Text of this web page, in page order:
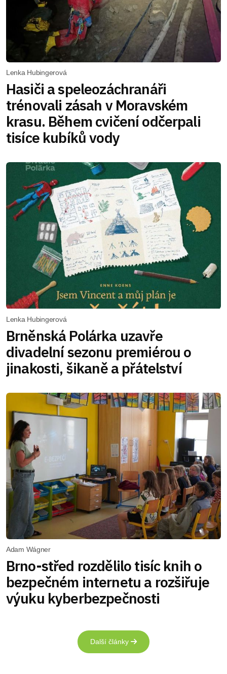
Lenka Hubingerová
Hasiči a speleozáchranáři
trénovali zásah v Moravském
krasu. Během cvičení odčerpali
tisíce kubíků vody
Lenka Hubingerová
Brněnská Polárka uzavře
divadelní sezonu premiérou o
jinakosti, šikaně a přátelství
Adam Wágner
Brno-střed rozdělilo tisíc knih o
bezpečném internetu a rozšiřuje
výuku kyberbezpečnosti
Další články